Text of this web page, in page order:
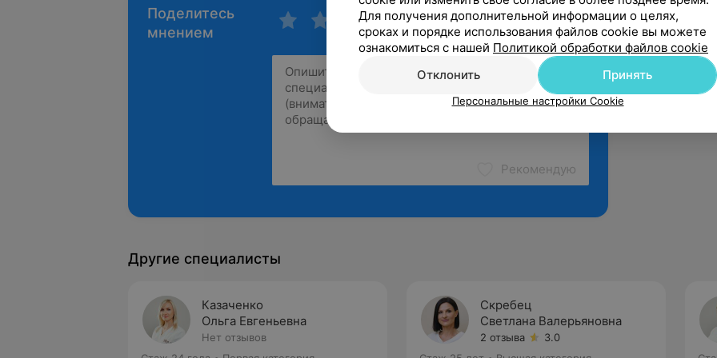
Поделитесь
мнением
Рекомендую
Другие специалисты
Казаченко
Ольга Евгеньевна
Нет отзывов
Скребец
Светлана Валерьяновна
2 отзыва
3.0
Для получения дополнительной информации о целях,
сроках и порядке использования файлов cookie вы можете
ознакомиться с нашей Политикой обработки файлов cookie
Отклонить
Принять
Персональные настройки Cookie